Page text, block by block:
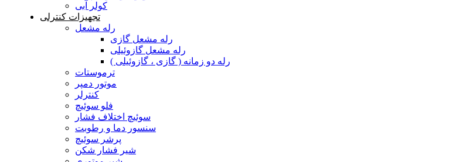
کولر آبی
تجهیزات کنترلی
رله مشعل
رله مشعل گازی
رله مشعل گازوئیلی
رله دو زمانه ( گازی ، گازوئیلی )
ترموستات
موتور دمپر
کنترلر
فلو سوئیچ
سوئیچ اختلاف فشار
سنسور دما و رطوبت
پرشر سوئیچ
شیر فشار شکن